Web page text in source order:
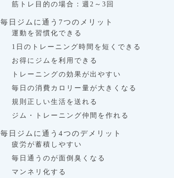
筋トレ目的の場合：週2～3回
毎日ジムに通う7つのメリット
運動を習慣化できる
1日のトレーニング時間を短くできる
お得にジムを利用できる
トレーニングの効果が出やすい
毎日の消費カロリー量が大きくなる
規則正しい生活を送れる
ジム・トレーニング仲間を作れる
毎日ジムに通う4つのデメリット
疲労が蓄積しやすい
毎日通うのが面倒臭くなる
マンネリ化する